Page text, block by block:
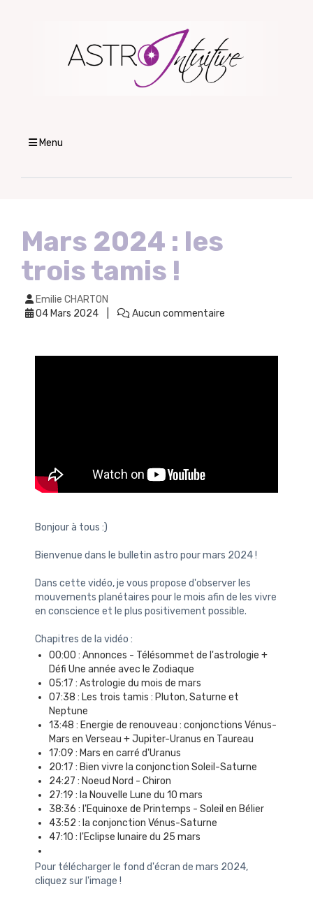
Menu
Mars 2024 : les
trois tamis !
Emilie CHARTON
04 Mars 2024
Aucun commentaire
Bonjour à tous :)
Bienvenue dans le bulletin astro pour mars 2024 !
Dans cette vidéo, je vous propose d'observer les
mouvements planétaires pour le mois afin de les vivre
en conscience et le plus positivement possible.
Chapitres de la vidéo :
00:00 : Annonces - Télésommet de l'astrologie +
Défi Une année avec le Zodiaque
05:17 : Astrologie du mois de mars
07:38 : Les trois tamis : Pluton, Saturne et
Neptune
13:48 : Energie de renouveau : conjonctions Vénus-
Mars en Verseau + Jupiter-Uranus en Taureau
17:09 : Mars en carré d'Uranus
20:17 : Bien vivre la conjonction Soleil-Saturne
24:27 : Noeud Nord - Chiron
27:19 : la Nouvelle Lune du 10 mars
38:36 : l'Equinoxe de Printemps - Soleil en Bélier
43:52 : la conjonction Vénus-Saturne
47:10 : l'Eclipse lunaire du 25 mars
Pour télécharger le fond d'écran de mars 2024,
cliquez sur l'image !